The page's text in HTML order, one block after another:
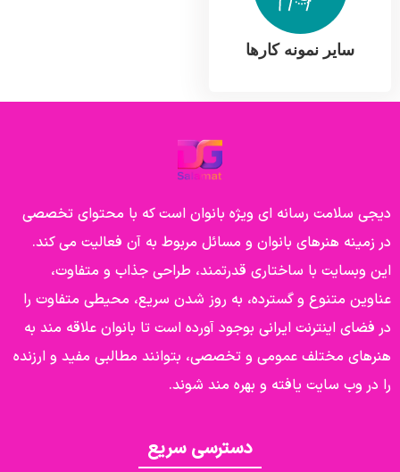
سایر نمونه کارها
دیجی سلامت رسانه ای ویژه بانوان است که با محتوای تخصصی
در زمینه هنرهای بانوان و مسائل مربوط به آن فعالیت می کند.
این وبسایت با ساختاری قدرتمند، طراحی جذاب و متفاوت،
عناوین متنوع و گسترده، به روز شدن سریع، محیطی متفاوت را
در فضای اینترنت ایرانی بوجود آورده است تا بانوان علاقه مند به
هنرهای مختلف عمومی و تخصصی، بتوانند مطالبی مفید و ارزنده
را در وب سایت یافته و بهره مند شوند.
دسترسی سریع